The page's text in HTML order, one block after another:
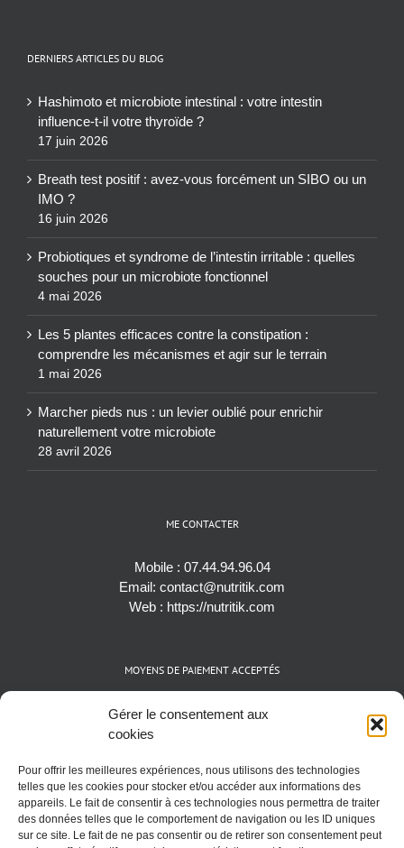
Gérer le consentement aux
cookies
Pour offrir les meilleures expériences, nous utilisons des technologies
telles que les cookies pour stocker et/ou accéder aux informations des
appareils. Le fait de consentir à ces technologies nous permettra de traiter
des données telles que le comportement de navigation ou les ID uniques
sur ce site. Le fait de ne pas consentir ou de retirer son consentement peut
DERNIERS ARTICLES DU BLOG
Hashimoto et microbiote intestinal : votre intestin
influence-t-il votre thyroïde ?
17 juin 2026
Breath test positif : avez-vous forcément un SIBO ou un
IMO ?
16 juin 2026
Probiotiques et syndrome de l’intestin irritable : quelles
souches pour un microbiote fonctionnel
4 mai 2026
Les 5 plantes efficaces contre la constipation :
comprendre les mécanismes et agir sur le terrain
1 mai 2026
Marcher pieds nus : un levier oublié pour enrichir
naturellement votre microbiote
28 avril 2026
ME CONTACTER
Mobile : 07.44.94.96.04
Email: contact@nutritik.com
Web : https://nutritik.com
MOYENS DE PAIEMENT ACCEPTÉS
Espèces (EUR)
Cartes bancaires (VISA, Mastercard et AMEX)
Cryptomonnaies (BTC)